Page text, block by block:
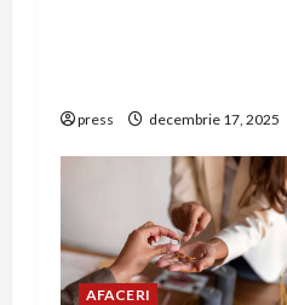
press decembrie 17, 2025
AFACERI